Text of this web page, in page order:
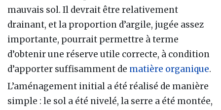
mauvais sol. Il devrait être relativement
drainant, et la proportion d’argile, jugée assez
importante, pourrait permettre à terme
d’obtenir une réserve utile correcte, à condition
d’apporter suffisamment de matière organique.
L’aménagement initial a été réalisé de manière
simple : le sol a été nivelé, la serre a été montée,